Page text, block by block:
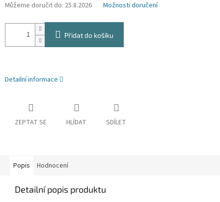
Můžeme doručit do: 25.8.2026 Možnosti doručení
Přidat do košíku
Detailní informace
ZEPTAT SE HLÍDAT SDÍLET
Popis Hodnocení
Detailní popis produktu